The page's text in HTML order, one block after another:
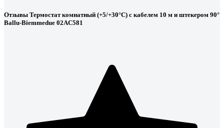
Отзывы Термостат комнатный (+5/+30°С) с кабелем 10 м и штекером 90°
Ballu-Biemmedue 02AC581